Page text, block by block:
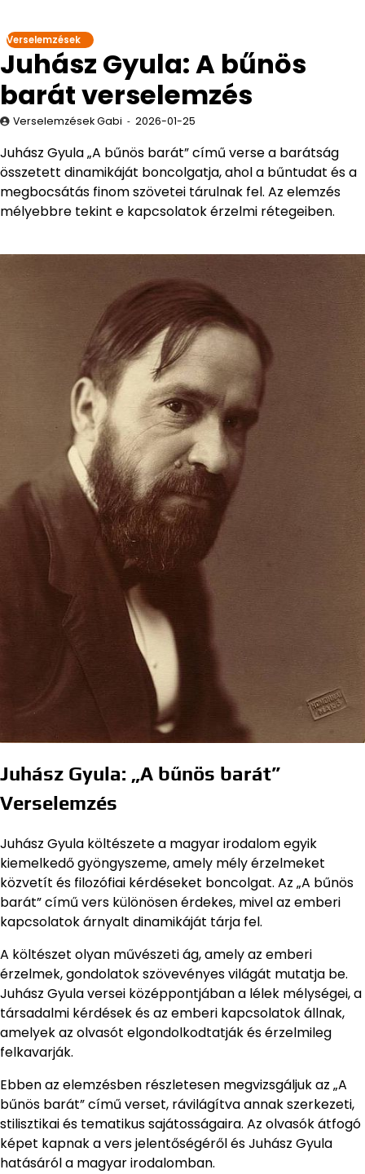
Verselemzések
Juhász Gyula: A bűnös
barát verselemzés
Verselemzések Gabi 2026-01-25
Juhász Gyula „A bűnös barát” című verse a barátság
összetett dinamikáját boncolgatja, ahol a bűntudat és a
megbocsátás finom szövetei tárulnak fel. Az elemzés
mélyebbre tekint e kapcsolatok érzelmi rétegeiben.
Juhász Gyula: „A bűnös barát”
Verselemzés
Juhász Gyula költészete a magyar irodalom egyik
kiemelkedő gyöngyszeme, amely mély érzelmeket
közvetít és filozófiai kérdéseket boncolgat. Az „A bűnös
barát” című vers különösen érdekes, mivel az emberi
kapcsolatok árnyalt dinamikáját tárja fel.
A költészet olyan művészeti ág, amely az emberi
érzelmek, gondolatok szövevényes világát mutatja be.
Juhász Gyula versei középpontjában a lélek mélységei, a
társadalmi kérdések és az emberi kapcsolatok állnak,
amelyek az olvasót elgondolkodtatják és érzelmileg
felkavarják.
Ebben az elemzésben részletesen megvizsgáljuk az „A
bűnös barát” című verset, rávilágítva annak szerkezeti,
stilisztikai és tematikus sajátosságaira. Az olvasók átfogó
képet kapnak a vers jelentőségéről és Juhász Gyula
hatásáról a magyar irodalomban.